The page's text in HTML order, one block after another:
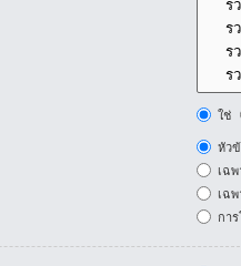
ใช่
หัว
เฉ
เฉ
กา